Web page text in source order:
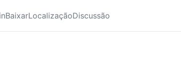
BaixarLocalizaçãoDiscussão